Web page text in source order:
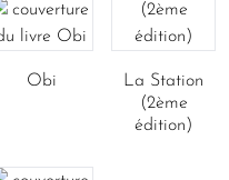
Obi
La Station
(2ème
édition)